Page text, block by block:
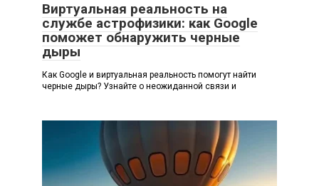
Виртуальная реальность на
службе астрофизики: как Google
поможет обнаружить черные
дыры
Как Google и виртуальная реальность помогут найти
черные дыры? Узнайте о неожиданной связи и